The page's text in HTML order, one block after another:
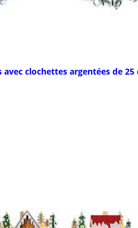
avec clochettes argentées de 25